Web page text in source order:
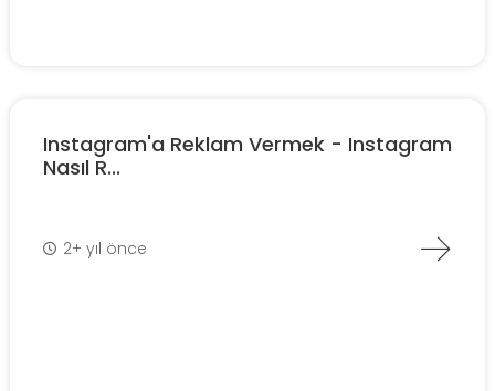
Instagram'a Reklam Vermek - Instagram
Nasıl R...
2+ yıl önce